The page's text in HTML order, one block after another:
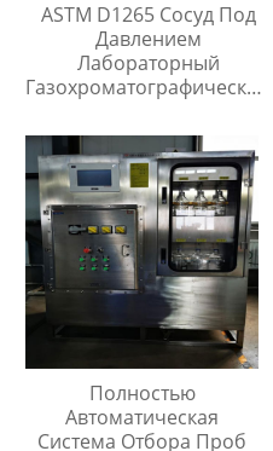
ASTM D1265 Сосуд Под
Давлением
Лабораторный
Газохроматографический
Полностью
Автоматическая
Система Отбора Проб